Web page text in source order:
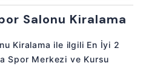
Salonu Kiralama
Kiralama ile ilgili En İyi 2
Spor Merkezi ve Kursu